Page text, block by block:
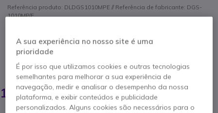
Referência produto: DLDGS1010MPE // Referência de fabricante: DGS-
1010MP/E
pequenas redes com câmaras IP, pontos de
acesso e VoIP.
POUPE 3,00 €
129,95 € s/iva- 159,84 € Iva Incl.
A sua experiência no nosso site é uma
prioridade
É por isso que utilizamos cookies e outras tecnologias
semelhantes para melhorar a sua experiência de
navegação, medir e analisar o desempenho da nossa
plataforma, e exibir conteúdos e publicidade
personalizados. Alguns cookies são necessários para o